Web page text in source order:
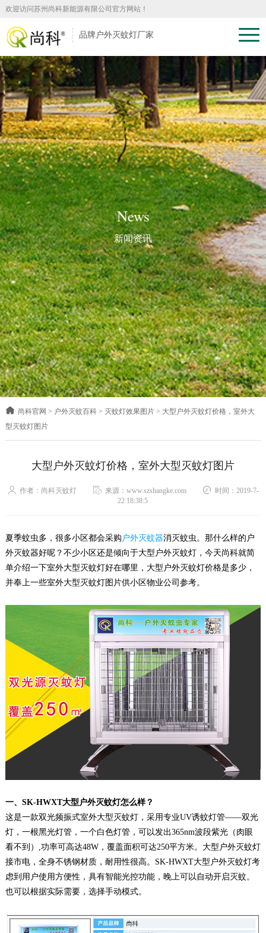
欢迎访问苏州尚科新能源有限公司官方网站！
品牌户外灭蚊灯厂家
News
新闻资讯
尚科官网 > 户外灭蚊百科 > 灭蚊灯效果图片 > 大型户外灭蚊灯价格，室外大
型灭蚊灯图片
大型户外灭蚊灯价格，室外大型灭蚊灯图片
作者：尚科灭蚊灯 来源：www.szshangke.com
时间：2019-7-
22 18:38:5
夏季蚊虫多，很多小区都会采购 户外灭蚊器消灭蚊虫。那什么样的户
外灭蚊器好呢？不少小区还是倾向于大型户外灭蚊灯，今天尚科就简
单介绍一下室外大型灭蚊灯好在哪里，大型户外灭蚊灯价格是多少，
并奉上一些室外大型灭蚊灯图片供小区物业公司参考。
一、SK-HWXT大型户外灭蚊灯怎么样？
这是一款双光频振式室外大型灭蚊灯，采用专业UV诱蚊灯管——双光
灯，一根黑光灯管，一个白色灯管，可以发出365nm波段紫光（肉眼
看不到）,功率可高达48W，覆盖面积可达250平方米。大型户外灭蚊灯
接市电，全身不锈钢材质，耐用性很高。SK-HWXT大型户外灭蚊灯考
虑到用户使用方便性，具有智能光控功能，晚上可以自动开启灭蚊。
也可以根据实际需要，选择手动模式。